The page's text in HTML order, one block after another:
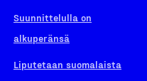
Suunnittelulla on
alkuperänsä
Liputetaan suomalaista